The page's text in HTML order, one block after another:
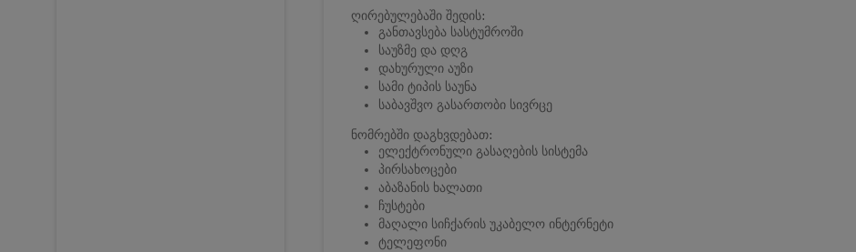
ღირებულებაში შედის:
განთავსება სასტუმროში
საუზმე და დღგ
დახურული აუზი
სამი ტიპის საუნა
საბავშვო გასართობი სივრცე
ნომრებში დაგხვდებათ:
ელექტრონული გასაღების სისტემა
პირსახოცები
აბაზანის ხალათი
ჩუსტები
მაღალი სიჩქარის უკაბელო ინტერნეტი
ტელეფონი